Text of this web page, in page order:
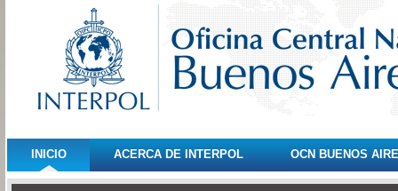
INICIO ACERCA DE INTERPOL OCN BUENOS